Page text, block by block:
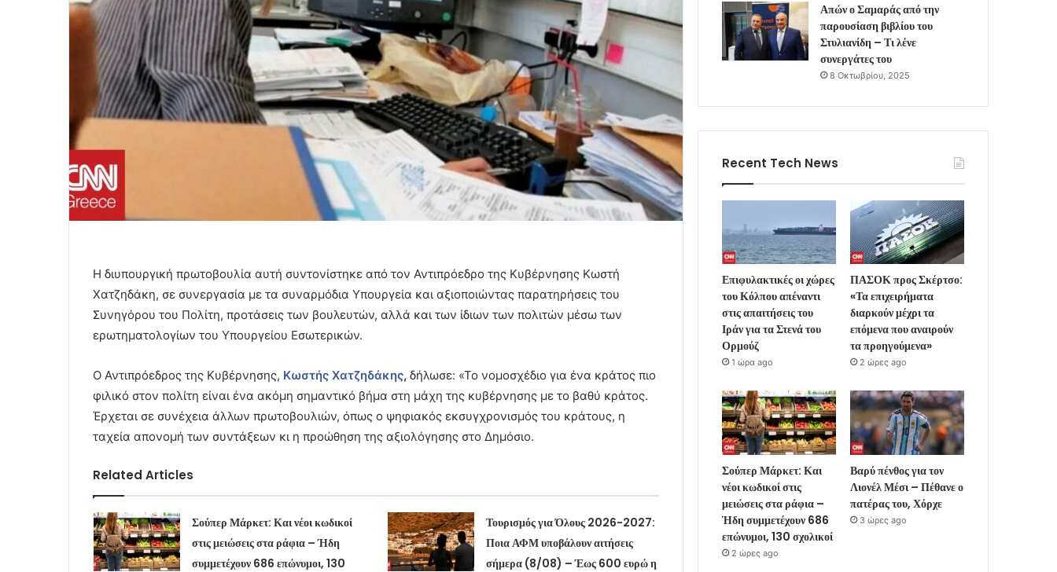
Η διυπουργική πρωτοβουλία αυτή συντονίστηκε από τον Αντιπρόεδρο της Κυβέρνησης Κωστή
Χατζηδάκη, σε συνεργασία με τα συναρμόδια Υπουργεία και αξιοποιώντας παρατηρήσεις του
Συνηγόρου του Πολίτη, προτάσεις των βουλευτών, αλλά και των ίδιων των πολιτών μέσω των
ερωτηματολογίων του Υπουργείου Εσωτερικών.
Ο Αντιπρόεδρος της Κυβέρνησης, Κωστής Χατζηδάκης, δήλωσε: «Το νομοσχέδιο για ένα κράτος πιο
φιλικό στον πολίτη είναι ένα ακόμη σημαντικό βήμα στη μάχη της κυβέρνησης με το βαθύ κράτος.
Έρχεται σε συνέχεια άλλων πρωτοβουλιών, όπως ο ψηφιακός εκσυγχρονισμός του κράτους, η
ταχεία απονομή των συντάξεων κι η προώθηση της αξιολόγησης στο Δημόσιο.
Related Articles
Σούπερ Μάρκετ: Και νέοι κωδικοί
στις μειώσεις στα ράφια – Ήδη
συμμετέχουν 686 επώνυμοι, 130
Τουρισμός για Όλους 2026-2027:
Ποια ΑΦΜ υποβάλουν αιτήσεις
σήμερα (8/08) – Έως 600 ευρώ η
Απών ο Σαμαράς από την
παρουσίαση βιβλίου του
Στυλιανίδη – Τι λένε
συνεργάτες του
8 Οκτωβρίου, 2025
Recent Tech News
Επιφυλακτικές οι χώρες
του Κόλπου απέναντι
στις απαιτήσεις του
Ιράν για τα Στενά του
Ορμούζ
1 ώρα ago
ΠΑΣΟΚ προς Σκέρτσο:
«Τα επιχειρήματα
διαρκούν μέχρι τα
επόμενα που αναιρούν
τα προηγούμενα»
2 ώρες ago
Σούπερ Μάρκετ: Και
νέοι κωδικοί στις
μειώσεις στα ράφια –
Ήδη συμμετέχουν 686
επώνυμοι, 130 σχολικοί
2 ώρες ago
Βαρύ πένθος για τον
Λιονέλ Μέσι – Πέθανε ο
πατέρας του, Χόρχε
3 ώρες ago